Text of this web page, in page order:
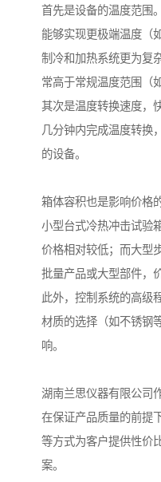
首先是设备的温度范围。
能够实现更极端温度
制冷和加热系统更为复
常高于常规温度范围（
其次是温度转换速度，
几分钟内完成温度转换
的设备。
箱体容积也是影响价格
小型台式冷热冲击试验
价格相对较低；而大型
批量产品或大型部件，
此外，控制系统的高级
材质的选择（如不锈钢
响。
湖南兰思仪器有限公司
在保证产品质量的前提
等方式为客户提供性价
案。